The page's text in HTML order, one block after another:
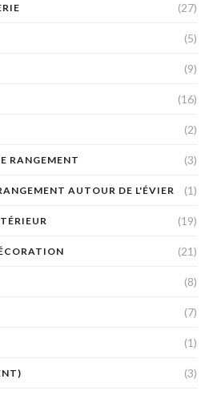
(27)
(5)
(9)
(16)
(2)
RANGEMENT (3)
AUTOUR DE L'ÉVIER (1)
(19)
(21)
(8)
(7)
(1)
(3)